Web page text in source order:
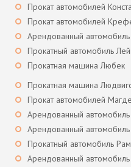
Прокат автомобилей
Прокат автомобилей
Арендованный автомобиль
Прокатный автомобиль
Прокатная машина Любек
Прокатная машина
Прокат автомобилей
Арендованный
Арендованный
Прокатный автомобиль
Арендованный автомобиль